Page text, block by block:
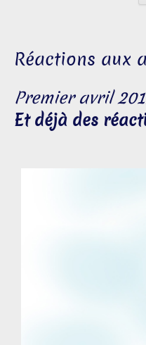
Réactions aux
Premier avril
Et déjà des